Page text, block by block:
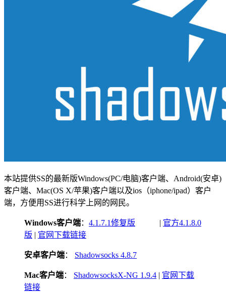
本站提供SS的最新版Windows(PC/电脑)客户端、Android(安卓)
客户端、Mac(OS X/苹果)客户端以及ios（iphone/ipad）客户
端，方便用SS进行科学上网的网民。
Windows客户端： 4.1.7.1修复版 | 官方4.1.8.0
版 | 官网下载链接
安卓客户端： Shadowsocks 4.8.7
Mac客户端： ShadowsocksX-NG 1.9.4 | 官网下载
链接